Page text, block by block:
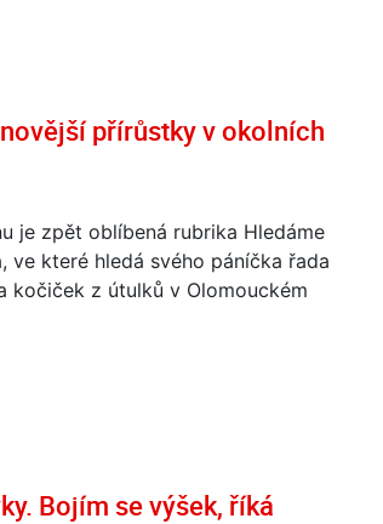
přírůstky v okolních
je zpět oblíbená rubrika Hledáme
ve které hledá svého páníčka řada
kočiček z útulků v Olomouckém
Bojím se výšek, říká